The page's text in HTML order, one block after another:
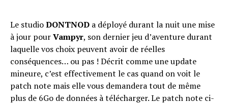
Le studioDONTNOD a déployé durant la nuit une mise
à jour pourVampyr, son dernier jeu d’aventure durant
laquelle vos choix peuvent avoir de réelles
conséquences… ou pas ! Décrit comme une update
mineure, c’est effectivement le cas quand on voit le
patch note mais elle vous demandera tout de même
plus de 6Go de données à télécharger. Le patch note ci-